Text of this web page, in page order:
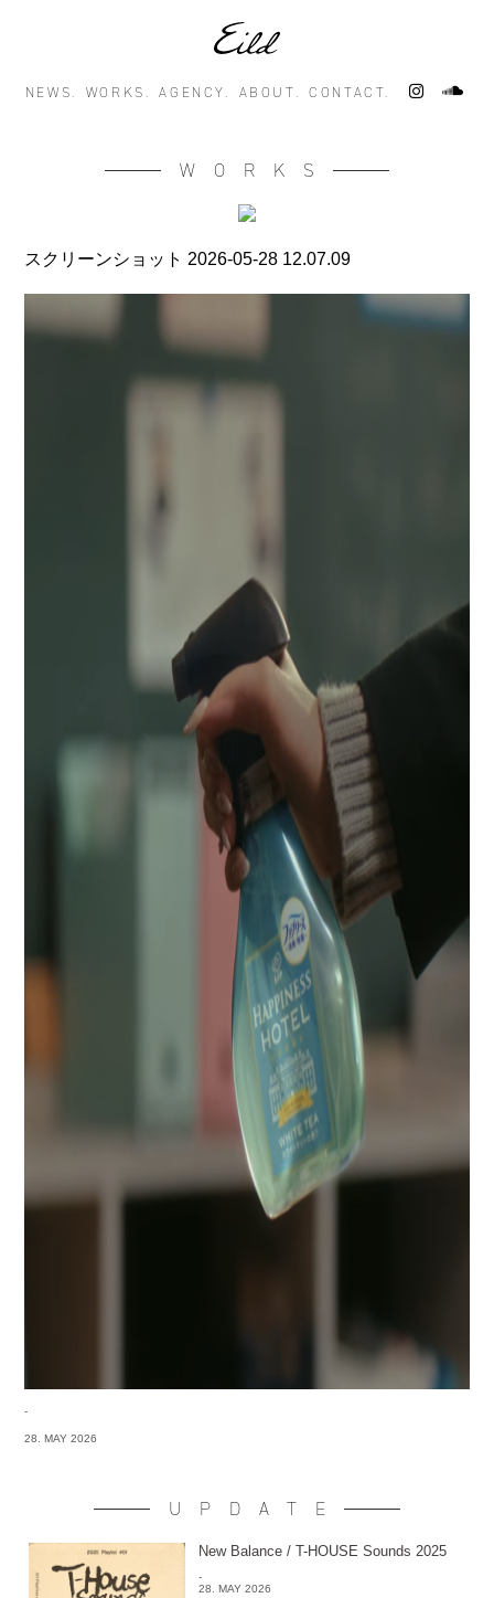
NEWS. WORKS. AGENCY. ABOUT. CONTACT.
WORKS
スクリーンショット 2026-05-28 12.07.09
-
28. MAY 2026
UPDATE
New Balance / T-HOUSE Sounds 2025
-
28. MAY 2026